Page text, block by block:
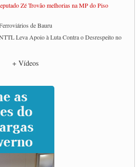
Zé Trovão melhorias na MP do Piso
de Bauru
Leva Apoio à Luta Contra o Desrespeito no
e cobram diálogo com Lula
participam de debate sobre saúde nas
para transporte rodoviário de cargas na
de Cargas e Caminhoneiros Autonomos
EM APOIO A CLASSE TRABALHADORA
+ Vídeos